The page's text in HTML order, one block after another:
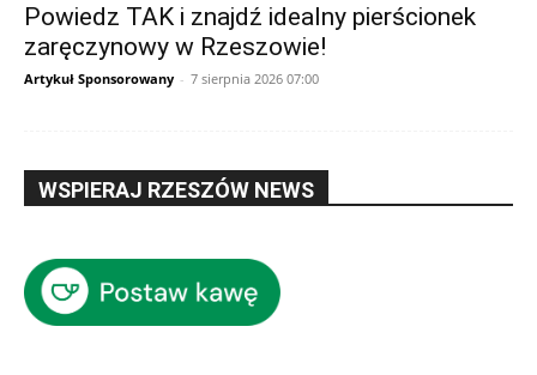
Powiedz TAK i znajdź idealny pierścionek
zaręczynowy w Rzeszowie!
Artykuł Sponsorowany - 7 sierpnia 2026 07:00
WSPIERAJ RZESZÓW NEWS